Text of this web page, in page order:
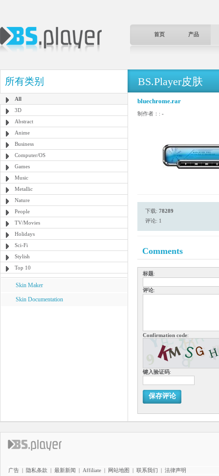
首页 产品
所有类别
All
3D
Abstract
Anime
Business
Computer/OS
Games
Music
Metallic
Nature
People
TV/Movies
Holidays
Sci-Fi
Stylish
Top 10
Skin Maker
Skin Documentation
BS.Player皮肤
bluechrome.rar
制作者：: -
下载: 78289
评论: 1
Comments
标题:
评论:
Confirmation code:
键入验证码:
保存评论
广告 | 隐私条款 | 最新新闻 | Affiliate | 网站地图 | 联系我们 | 法律声明